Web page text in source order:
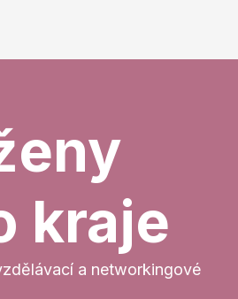
kraje
a networkingové